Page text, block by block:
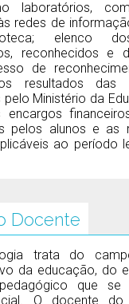
laboratórios,
redes de
elenco
reconhecidos e
de
resultados das
pelo Ministério da
encargos
pelos alunos e as
ao período
Docente
trata do
da educação, do
que se
O docente do